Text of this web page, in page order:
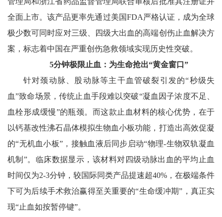
全面上市。该产品更率先通过美国FDA严格认证，成为全球
极少数可同时应对三级、四级大出血的高端创伤止血解决方
案，标志着中国在严重创伤急救领域实现历史性突破。
5分钟极限止血：为生命抢出“黄金窗口”
针对颈动脉、股动脉等主干血管破裂引发的“秒级失
血”致命场景，传统止血手段难以突破“凝血因子浓度不足、
血栓形成缓慢”的瓶颈。而这款止血材料的核心优势，在于
以钙基改性沸石晶体模拟生物血小板功能，打造出高效促凝
的“无机血小板”，接触血液后同步启动“物理-生物双轨凝血
机制”。临床数据显示，该材料对四级动脉出血的平均止血
时间仅为2-3分钟，较国际同类产品提速超40%，在极端条件
下可为后续手术救治赢得至关重要的“生命缓冲期”，真正实
现“止血如按暂停键”。